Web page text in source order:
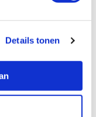
Details tonen